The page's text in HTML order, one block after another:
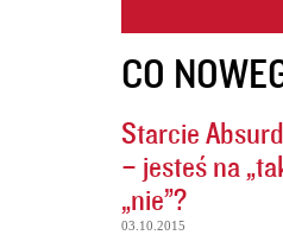
CO
Starcie
– jesteś na
„nie”?
03.10.2015